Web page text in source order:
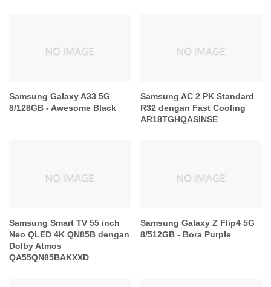
Samsung Galaxy A33 5G
8/128GB - Awesome Black
Samsung AC 2 PK Standard
R32 dengan Fast Cooling
AR18TGHQASINSE
Samsung Smart TV 55 inch
Neo QLED 4K QN85B dengan
Dolby Atmos
QA55QN85BAKXXD
Samsung Galaxy Z Flip4 5G
8/512GB - Bora Purple